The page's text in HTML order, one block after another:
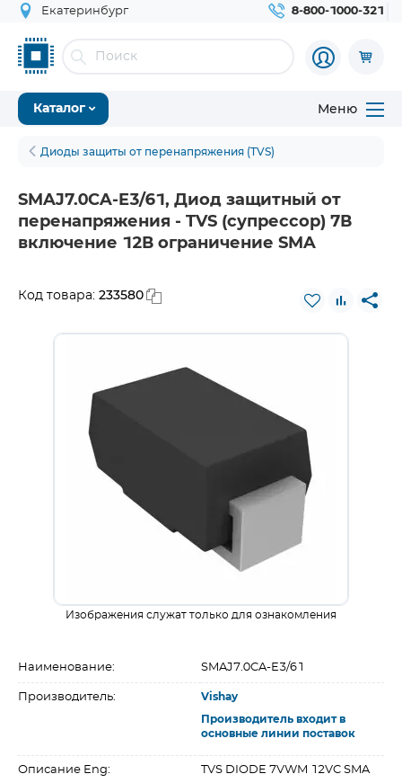
Екатеринбург 8-800-1000-321
Каталог Меню
Диоды защиты от перенапряжения (TVS)
SMAJ7.0CA-E3/61, Диод защитный от
перенапряжения - TVS (супрессор) 7В
включение 12В ограничение SMA
Код товара: 233580
Изображения служат только для ознакомления
Наименование: SMAJ7.0CA-E3/61
Производитель: Vishay
Производитель входит в
основные линии поставок
Описание Eng: TVS DIODE 7VWM 12VC SMA